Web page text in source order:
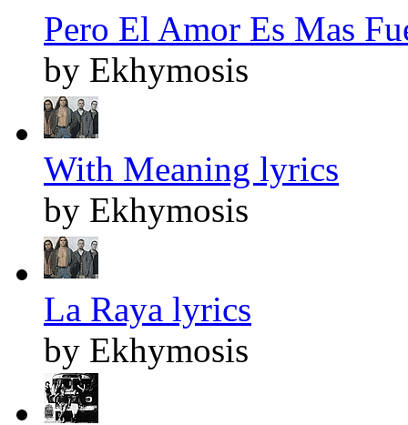
Pero El Amor Es Mas
by Ekhymosis
With Meaning lyrics
by Ekhymosis
La Raya lyrics
by Ekhymosis